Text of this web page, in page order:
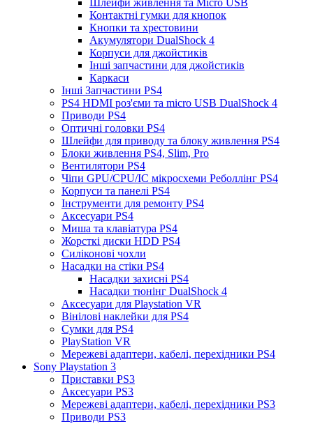
Контактні гумки для кнопок
Кнопки та хрестовини
Акумулятори DualShock 4
Корпуси для джойстиків
Інші запчастини для джойстиків
Каркаси
Інші Запчастини PS4
PS4 HDMI роз'єми та micro USB DualShock 4
Приводи PS4
Оптичні головки PS4
Шлейфи для приводу та блоку живлення PS4
Блоки живлення PS4, Slim, Pro
Вентилятори PS4
Чіпи GPU/CPU/IC мікросхеми Реболлінг PS4
Корпуси та панелі PS4
Інструменти для ремонту PS4
Аксесуари PS4
Миша та клавіатура PS4
Жорсткі диски HDD PS4
Силіконові чохли
Насадки на стіки PS4
Насадки захисні PS4
Насадки тюнінг DualShock 4
Аксесуари для Playstation VR
Вінілові наклейки для PS4
Сумки для PS4
PlayStation VR
Мережеві адаптери, кабелі, перехідники PS4
Sony Playstation 3
Приставки PS3
Аксесуари PS3
Мережеві адаптери, кабелі, перехідники PS3
Приводи PS3